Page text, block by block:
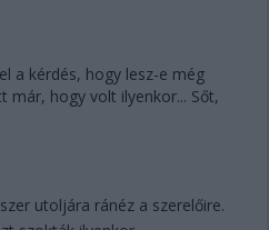
a kérdés, hogy lesz-e még
már, hogy volt ilyenkor... Sőt,
utoljára ránéz a szerelőire.